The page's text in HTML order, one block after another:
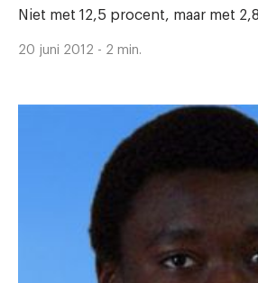
Niet met 12,5 procent, maar met
20 juni 2012 - 2 min.